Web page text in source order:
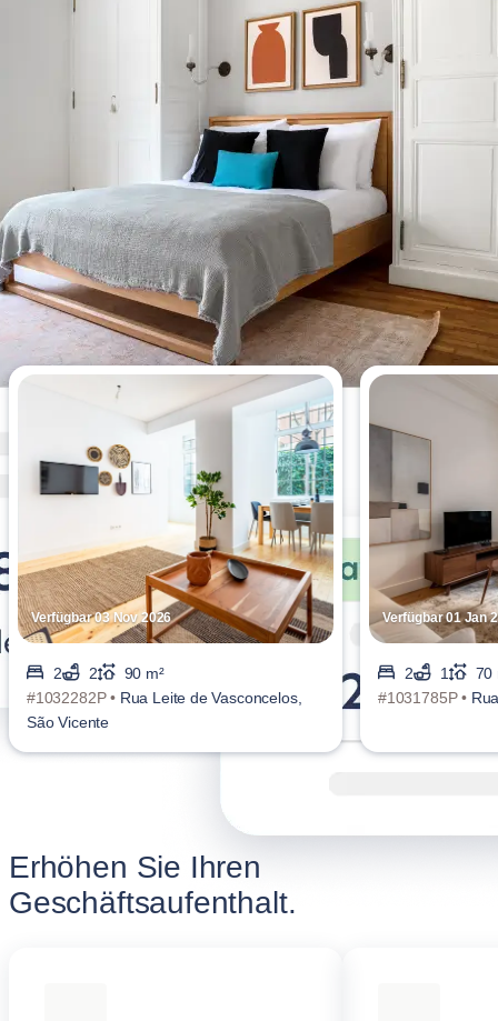
Die meistgesehenen 2-
Schlafzimmer-Wohnungen dieser
Woche.
Verfügbar 03 Nov 2026
2 2
90 m²
#1032282P • Rua Leite de Vasconcelos,
São Vicente
Verfügbar 01 Jan
2 1
70
#1031785P •
Erhöhen Sie Ihren
Geschäftsaufenthalt.